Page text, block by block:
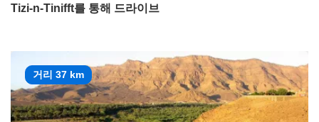
Tizi-n-Tinifft를 통해 드라이브
거리 37 km